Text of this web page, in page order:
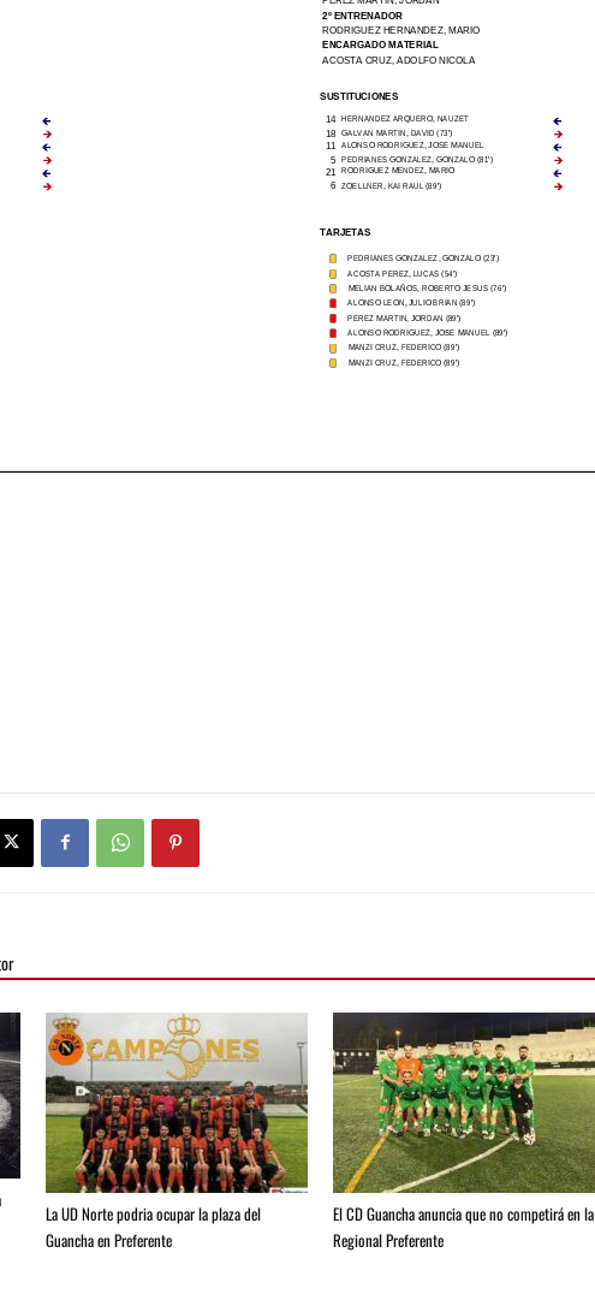
La UD Norte podria ocupar la plaza del
Guancha en Preferente
El CD Guancha anuncia que no competirá en la
Regional Preferente